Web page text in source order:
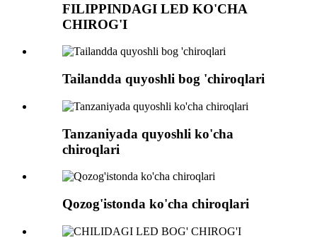
FILIPPINDAGI LED KO'CHA
CHIROG'I
Tailandda quyoshli bog 'chiroqlari
Tanzaniyada quyoshli ko'cha
chiroqlari
Qozog'istonda ko'cha chiroqlari